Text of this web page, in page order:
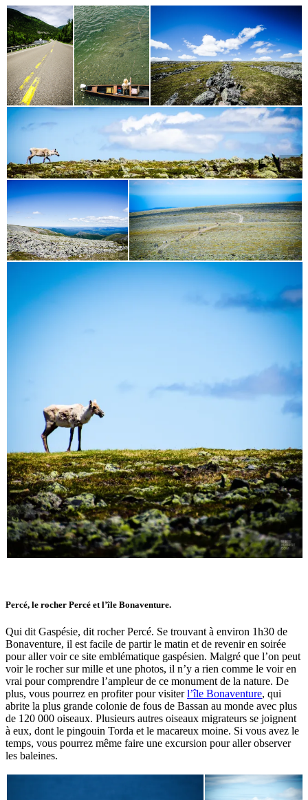
Percé, le rocher Percé et l’île Bonaventure.
Qui dit Gaspésie, dit rocher Percé. Se trouvant à environ 1h30 de
Bonaventure, il est facile de partir le matin et de revenir en soirée
pour aller voir ce site emblématique gaspésien. Malgré que l’on peut
voir le rocher sur mille et une photos, il n’y a rien comme le voir en
vrai pour comprendre l’ampleur de ce monument de la nature. De
plus, vous pourrez en profiter pour visiterl’île Bonaventure, qui
abrite la plus grande colonie de fous de Bassan au monde avec plus
de 120 000 oiseaux. Plusieurs autres oiseaux migrateurs se joignent
à eux, dont le pingouin Torda et le macareux moine. Si vous avez le
temps, vous pourrez même faire une excursion pour aller observer
les baleines.